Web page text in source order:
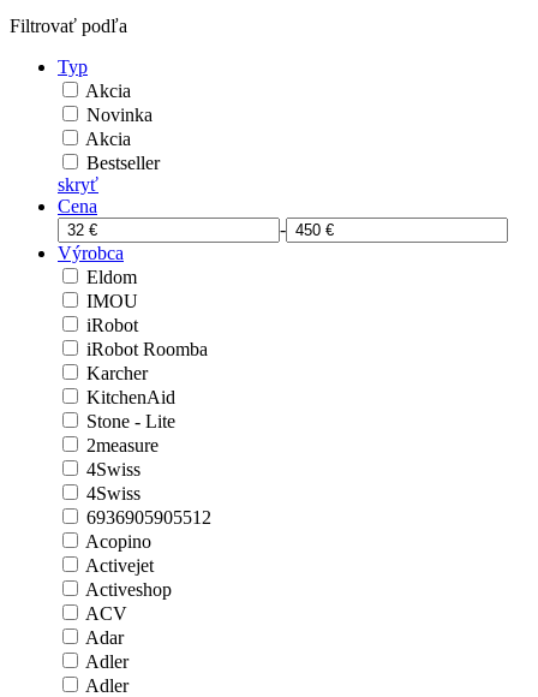
Filtrovať podľa
Typ
Akcia
Novinka
Akcia
Bestseller
skryť
Cena
-
Výrobca
Eldom
IMOU
iRobot
iRobot Roomba
Karcher
KitchenAid
Stone - Lite
2measure
4Swiss
4Swiss
6936905905512
Acopino
Activejet
Activeshop
ACV
Adar
Adler
Adler